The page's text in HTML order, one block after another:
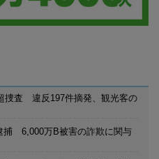
捜査 違反197件摘発、観光客の
捕 6,000万B被害の詐欺に関与